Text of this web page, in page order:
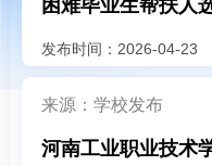
困难毕业生帮扶人
发布时间：2026-04-23
来源：学校发布
河南工业职业技术